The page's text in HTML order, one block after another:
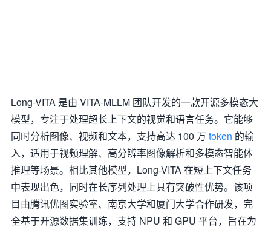
Long-VITA 是由 VITA-MLLM 团队开发的一款开源多模态大
模型，专注于处理超长上下文的视觉和语言任务。它能够
同时分析图像、视频和文本，支持高达 100 万 token 的输
入，适用于视频理解、高分辨率图像解析和多模态智能体
推理等场景。相比其他模型，Long-VITA 在短上下文任务
中表现出色，同时在长序列处理上具有突破性优势。该项
目由腾讯优图实验室、南京大学和厦门大学合作研发，完
全基于开源数据集训练，支持 NPU 和 GPU 平台，旨在为